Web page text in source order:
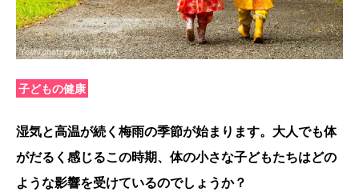
子どもの健康
湿気と高温が続く梅雨の季節が始まります。大人でも体
がだるく感じるこの時期、体の小さな子どもたちはどの
ような影響を受けているのでしょうか？